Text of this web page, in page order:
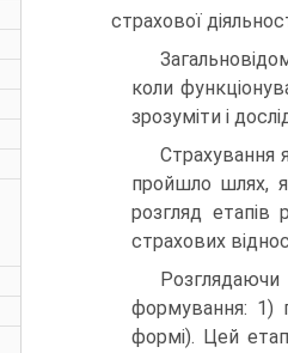
страхової
коли
зрозуміти і
Страхування
пройшло шлях,
розгляд етапів
страхових
формування: 1)
формі). Цей